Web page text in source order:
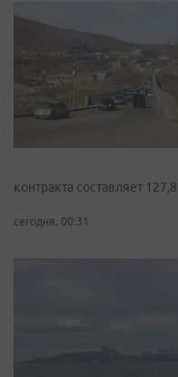
контракта составляет
сегодня, 00:31